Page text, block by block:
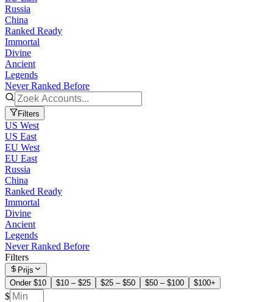
Russia
China
Ranked Ready
Immortal
Divine
Ancient
Legends
Never Ranked Before
Filters
US West
US East
EU West
EU East
Russia
China
Ranked Ready
Immortal
Divine
Ancient
Legends
Never Ranked Before
Filters
Prijs
Onder $10
$10 – $25 $25 – $50 $50 – $100 $100+
$